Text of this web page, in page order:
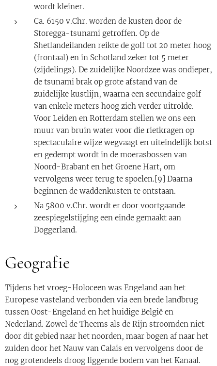
wordt kleiner.
Ca. 6150 v.Chr. worden de kusten door de
Storegga-tsunami getroffen. Op de
Shetlandeilanden reikte de golf tot 20 meter hoog
(frontaal) en in Schotland zeker tot 5 meter
(zijdelings). De zuidelijke Noordzee was ondieper,
de tsunami brak op grote afstand van de
zuidelijke kustlijn, waarna een secundaire golf
van enkele meters hoog zich verder uitrolde.
Voor Leiden en Rotterdam stellen we ons een
muur van bruin water voor die rietkragen op
spectaculaire wijze wegvaagt en uiteindelijk botst
en gedempt wordt in de moerasbossen van
Noord-Brabant en het Groene Hart, om
vervolgens weer terug te spoelen.[9] Daarna
beginnen de waddenkusten te ontstaan.
Na 5800 v.Chr. wordt er door voortgaande
zeespiegelstijging een einde gemaakt aan
Doggerland.
Geografie
Tijdens het vroeg-Holoceen was Engeland aan het
Europese vasteland verbonden via een brede landbrug
tussen Oost-Engeland en het huidige België en
Nederland. Zowel de Theems als de Rijn stroomden niet
door dit gebied naar het noorden, maar bogen af naar het
zuiden door het Nauw van Calais en vervolgens door de
nog grotendeels droog liggende bodem van het Kanaal.